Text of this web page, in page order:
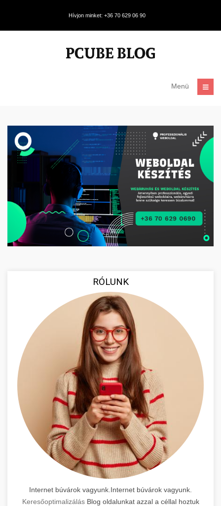
Hívjon minket: +36 70 629 06 90
Menü
RÓLUNK
Internet búvárok vagyunk.Internet búvárok vagyunk.
KeresőoptimalizálásBlog oldalunkat azzal a céllal hoztuk